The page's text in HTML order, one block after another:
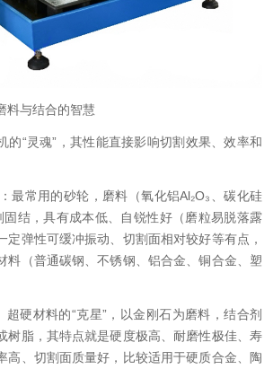
料与结合的智慧
的“灵魂”，其性能直接影响切割效果、效率和
最常用的砂轮，磨料（氧化铝Al₂O₃、碳化硅
固结，具有成本低、自锐性好（磨粒易脱落露
定弹性可缓冲振动、切割面相对较好等有点，
料（普通碳钢、不锈钢、铝合金、铜合金、塑
硬材料的“克星”，以金刚石为磨料，结合剂
树脂，其特点就是硬度极高、耐磨性极佳、寿
高、切割面质量好，比较适用于硬质合金、陶